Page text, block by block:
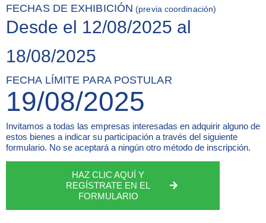
FECHAS DE EXHIBICIÓN (previa coordinación)
Desde el 12/08/2025 al
18/08/2025
FECHA LÍMITE PARA POSTULAR
19/08/2025
Invitamos a todas las empresas interesadas en adquirir alguno de
estos bienes a indicar su participación a través del siguiente
formulario. No se aceptará a ningún otro método de inscripción.
HAZ CLIC AQUÍ Y
REGÍSTRATE EN EL
FORMULARIO